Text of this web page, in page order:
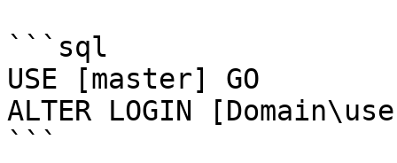
```sql
USE [master] GO
ALTER LOGIN
```